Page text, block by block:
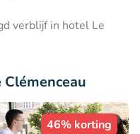
verblijf in hotel Le
46% korting